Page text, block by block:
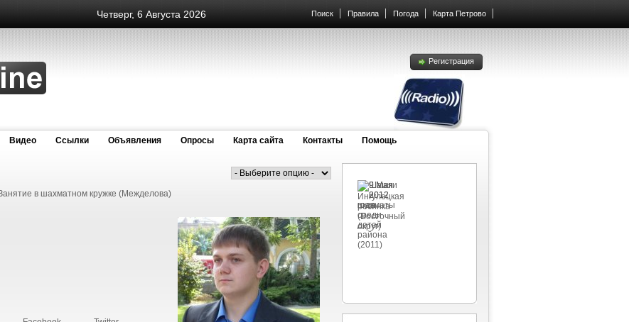
Четверг, 6 Августа 2026 Поиск Правила Погода Карта Петрово
Регистрация
Видео Cсылки Объявления Опросы Карта сайта Контакты Помощь